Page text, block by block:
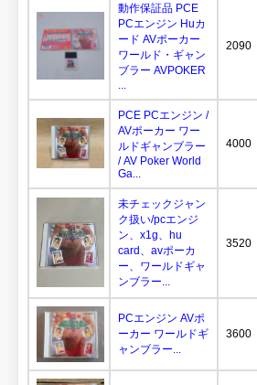
動作保証品 PCE
PCエンジン Huカ
ード AVポーカー
ワールド・ギャン
ブラー AVPOKER
2090
PCE PCエンジン /
AVポーカー ワー
ルドギャンブラー
/ AV Poker World
Ga...
4000
未チェックジャン
ク扱い/pcエンジ
ン、x1g、hu
card、avポーカ
ー、ワールドギャ
ンブラー...
3520
PCエンジン AVポ
ーカー ワールドギ
ャンブラー...
3600